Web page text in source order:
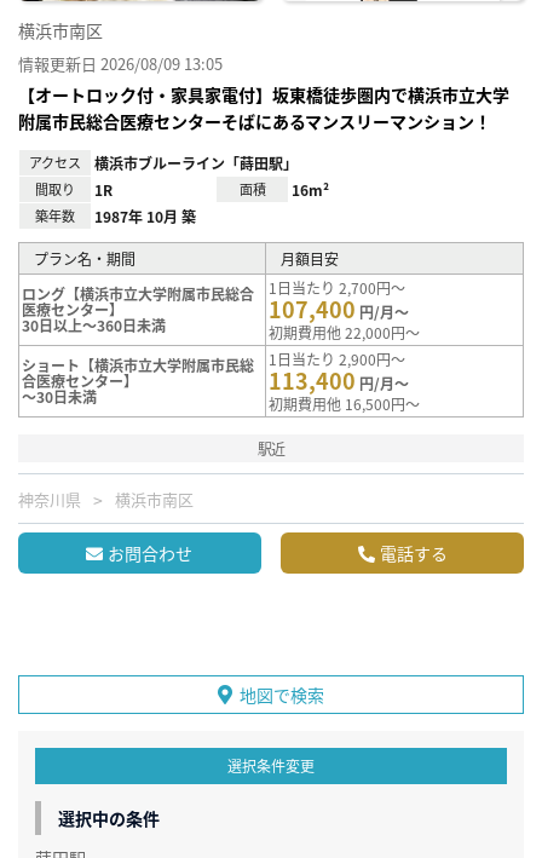
横浜市南区
情報更新日 2026/08/09 13:05
【オートロック付・家具家電付】坂東橋徒歩圏内で横浜市立大学
附属市民総合医療センターそばにあるマンスリーマンション！
アクセス 横浜市ブルーライン「蒔田駅」
間取り 1R 面積 16m²
築年数 1987年 10月 築
プラン名・期間
月額目安
ロング【横浜市立大学附属市民総合
医療センター】
30日以上～360日未満
1日当たり 2,700円～
107,400 円/月～
初期費用他 22,000円～
ショート【横浜市立大学附属市民総
合医療センター】
～30日未満
1日当たり 2,900円～
113,400 円/月～
初期費用他 16,500円～
駅近
神奈川県 横浜市南区
お問合わせ 電話する
地図で検索
選択条件変更
選択中の条件